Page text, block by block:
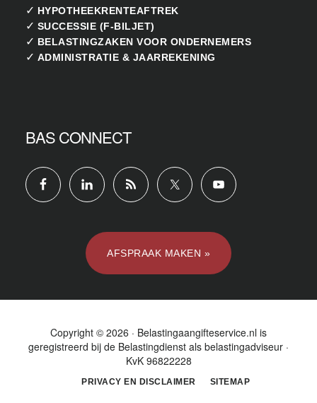
✓ HYPOTHEEKRENTEAFTREK
✓ SUCCESSIE (F-BILJET)
✓ BELASTINGZAKEN VOOR ONDERNEMERS
✓ ADMINISTRATIE & JAARREKENING
BAS CONNECT
AFSPRAAK MAKEN »
Copyright © 2026 · Belastingaangifteservice.nl is
geregistreerd bij de Belastingdienst als belastingadviseur ·
KvK 96822228
PRIVACY EN DISCLAIMER SITEMAP